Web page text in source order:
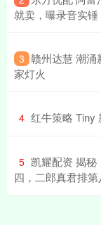
就卖，曝录音实锤
3 赣州达慧 潮涌
家灯火
4 红牛策略 Tiny
5 凯耀配资 揭秘
四，二郎真君排第